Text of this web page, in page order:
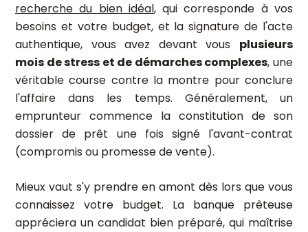
recherche du bien idéal, qui corresponde à vos
besoins et votre budget, et la signature de l'acte
authentique, vous avez devant vous plusieurs
mois de stress et de démarches complexes, une
véritable course contre la montre pour conclure
l'affaire dans les temps. Généralement, un
emprunteur commence la constitution de son
dossier de prêt une fois signé l'avant-contrat
(compromis ou promesse de vente).
Mieux vaut s'y prendre en amont dès lors que vous
connaissez votre budget. La banque prêteuse
appréciera un candidat bien préparé, qui maîtrise